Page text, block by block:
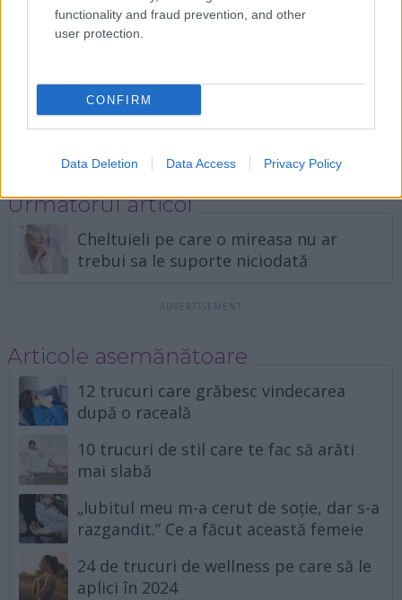
functionality and fraud prevention, and other
user protection.
CONFIRM
Data Deletion Data Access Privacy Policy
7 trucuri care te vor ajuta sa arati
perfect inainte de culcare
fii mai fericita in 30 de zile
Machiajul "soție de mafiot", tendința
Urmatorul articol
Cheltuieli pe care o mireasa nu ar
trebui sa le suporte niciodată
Articole asemănătoare
12 trucuri care grăbesc vindecarea
după o raceală
10 trucuri de stil care te fac să arăti
mai slabă
„Iubitul meu m-a cerut de soție, dar s-a
razgandit.” Ce a făcut această femeie
24 de trucuri de wellness pe care să le
aplici în 2024